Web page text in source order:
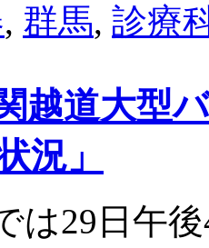
, 群馬, 診療
越道大型
況」
は29日午